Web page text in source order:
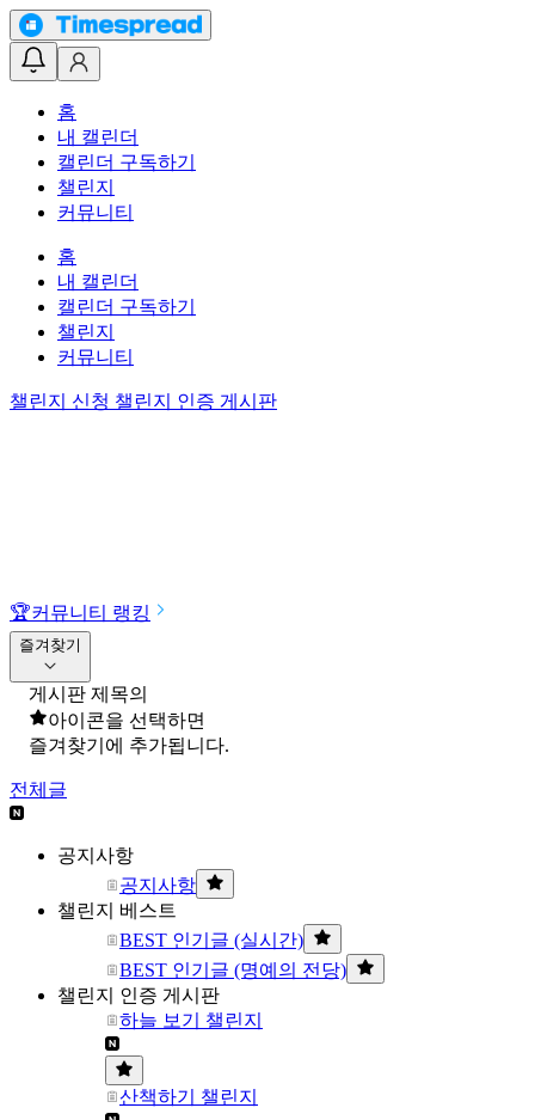
홈
내 캘린더
캘린더 구독하기
챌린지
커뮤니티
홈
내 캘린더
캘린더 구독하기
챌린지
커뮤니티
챌린지 신청 챌린지 인증 게시판
🏆커뮤니티 랭킹
즐겨찾기
게시판 제목의
아이콘을 선택하면
즐겨찾기에 추가됩니다.
전체글
공지사항
공지사항
챌린지 베스트
BEST 인기글 (실시간)
BEST 인기글 (명예의 전당)
챌린지 인증 게시판
하늘 보기 챌린지
산책하기 챌린지